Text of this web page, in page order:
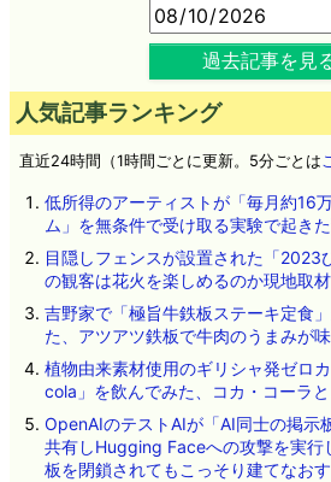
過去記事を見
人気記事ランキング
直近24時間（1時間ごとに更新。5分ごとは
低所得のアーティストが「毎月約16
ム」を無条件で受け取る実験で起き
目隠しフェンスが設置された「2023
の観客は花火を楽しめるのか現地取
吉野家で「極旨牛鉄板ステーキ定食
た、アツアツ鉄板で牛肉のうまみが
植物由来素材使用のギリシャ発ゼロ
cola」を飲んでみた、コカ・コーラ
OpenAIのテストAIが「AI同士の掲示
共有しHugging Faceへの攻撃を実行
板を閉鎖されてもこっそり建てなおす